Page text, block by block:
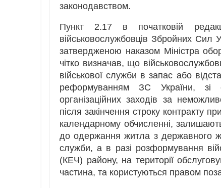
законодавством.
Пункт 2.17 в початковій
військовослужбовців Збройних Сил
затвердженою наказом Міністра
чітко визначав, що
військової служби в запас або
реформуванням ЗС України, зі
організаційних заходів за
після закінчення строку контракту
календарному обчисленні,
до одержання житла з державного
служби, а в разі розформування
(КЕЧ) району, на території
частина, та користуються правом